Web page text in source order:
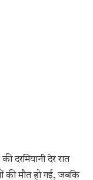
दरमियानी देर रात
की मौत हो गई, जबकि